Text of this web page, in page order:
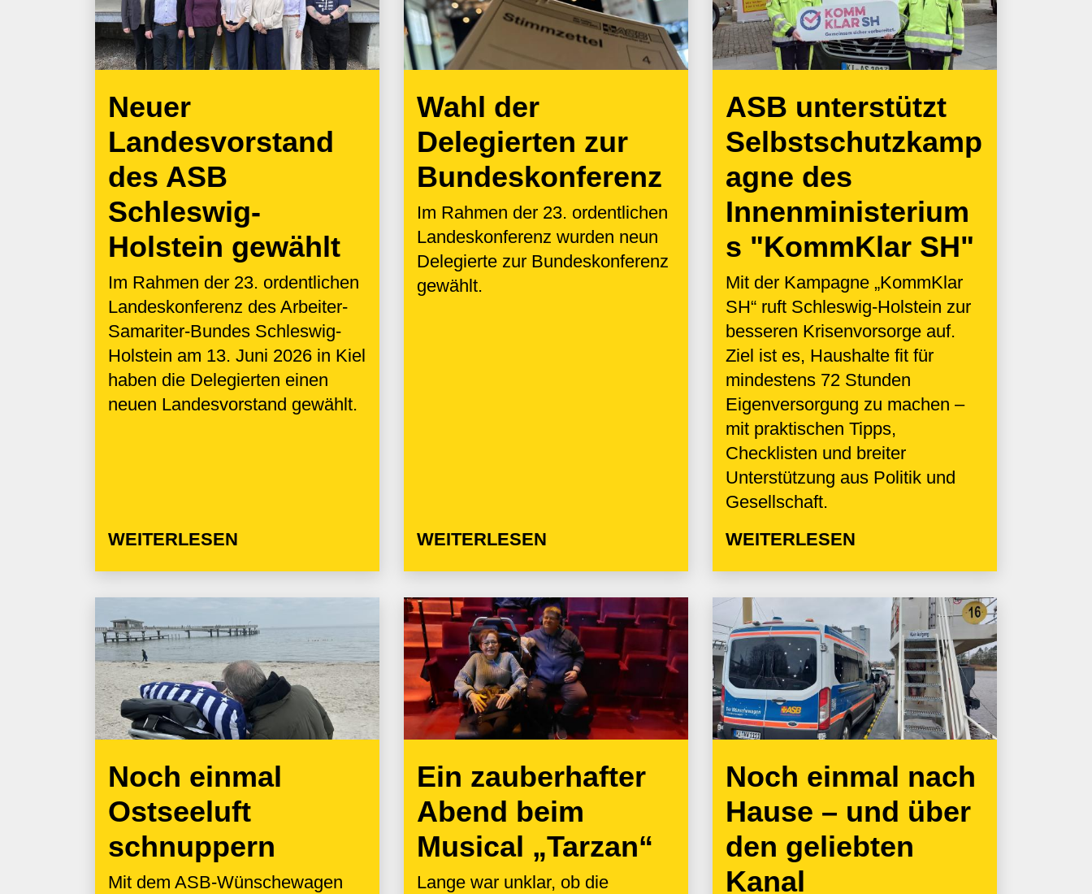
Neuer
Landesvorstand
des ASB
Schleswig-
Holstein gewählt
Im Rahmen der 23. ordentlichen
Landeskonferenz des Arbeiter-
Samariter-Bundes Schleswig-
Holstein am 13. Juni 2026 in Kiel
haben die Delegierten einen
neuen Landesvorstand gewählt.
WEITERLESEN
Wahl der
Delegierten zur
Bundeskonferenz
Im Rahmen der 23. ordentlichen
Landeskonferenz wurden neun
Delegierte zur Bundeskonferenz
gewählt.
WEITERLESEN
ASB unterstützt
Selbstschutzkamp
agne des
Innenministerium
s "KommKlar SH"
Mit der Kampagne „KommKlar
SH“ ruft Schleswig-Holstein zur
besseren Krisenvorsorge auf.
Ziel ist es, Haushalte fit für
mindestens 72 Stunden
Eigenversorgung zu machen –
mit praktischen Tipps,
Checklisten und breiter
Unterstützung aus Politik und
Gesellschaft.
WEITERLESEN
Noch einmal
Ostseeluft
schnuppern
Mit dem ASB-Wünschewagen
Ein zauberhafter
Abend beim
Musical „Tarzan“
Lange war unklar, ob die
Noch einmal nach
Hause – und über
den geliebten
Kanal